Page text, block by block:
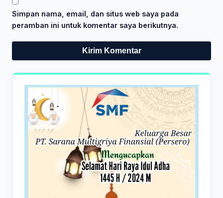
Simpan nama, email, dan situs web saya pada
peramban ini untuk komentar saya berikutnya.